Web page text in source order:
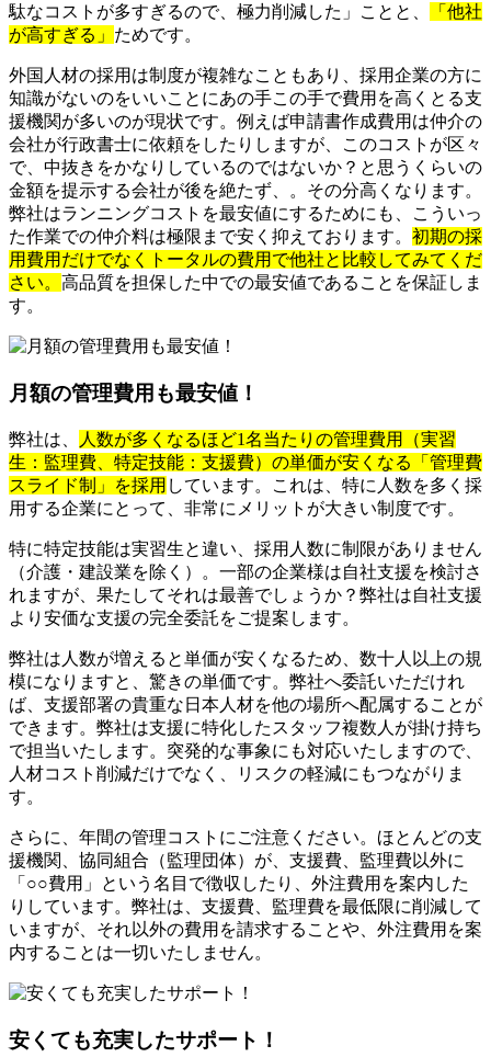
駄なコストが多すぎるので、極力削減した」ことと、
「他社
が高すぎる」 ためです。
外国人材の採用は制度が複雑なこともあり、採用企業の方に
知識がないのをいいことにあの手この手で費用を高くとる支
援機関が多いのが現状です。例えば申請書作成費用は仲介の
会社が行政書士に依頼をしたりしますが、このコストが区々
で、中抜きをかなりしているのではないか？と思うくらいの
金額を提示する会社が後を絶たず、。その分高くなります。
弊社はランニングコストを最安値にするためにも、こういっ
た作業での仲介料は極限まで安く抑えております。 初期の採
用費用だけでなくトータルの費用で他社と比較してみてくだ
さい。 高品質を担保した中での最安値であることを保証しま
す。
月額の管理費用も最安値！
弊社は、
人数が多くなるほど1名当たりの管理費用（実習
生：監理費、特定技能：支援費）の単価が安くなる「管理費
スライド制」を採用 しています。これは、特に人数を多く採
用する企業にとって、非常にメリットが大きい制度です。
特に特定技能は実習生と違い、採用人数に制限がありません
（介護・建設業を除く）。一部の企業様は自社支援を検討さ
れますが、果たしてそれは最善でしょうか？弊社は自社支援
より安価な支援の完全委託をご提案します。
弊社は人数が増えると単価が安くなるため、数十人以上の規
模になりますと、驚きの単価です。弊社へ委託いただけれ
ば、支援部署の貴重な日本人材を他の場所へ配属することが
できます。弊社は支援に特化したスタッフ複数人が掛け持ち
で担当いたします。突発的な事象にも対応いたしますので、
人材コスト削減だけでなく、リスクの軽減にもつながりま
す。
さらに、年間の管理コストにご注意ください。ほとんどの支
援機関、協同組合（監理団体）が、支援費、監理費以外に
「○○費用」という名目で徴収したり、外注費用を案内した
りしています。弊社は、支援費、監理費を最低限に削減して
いますが、それ以外の費用を請求することや、外注費用を案
内することは一切いたしません。
安くても充実したサポート！